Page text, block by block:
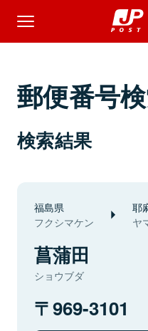
郵便番号
検索結果
福島県
フクシマケン
耶
ヤ
菖蒲田
ショウブダ
969-3101